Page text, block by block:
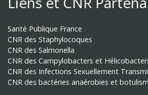
Santé Publique France
CNR des Staphylocoques
CNR des Salmonella
CNR des Campylobacters et
CNR des Infections Sexuellement
CNR des bactéries anaérobies et